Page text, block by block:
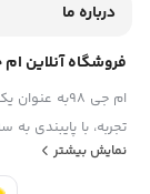
درباره ما
فروشگاه آنلاین ام جی 98، بررسی، انتخاب و
ام جی 98به
ساعته و تضمین
ایران، به یکی از
نمایش بیشتر